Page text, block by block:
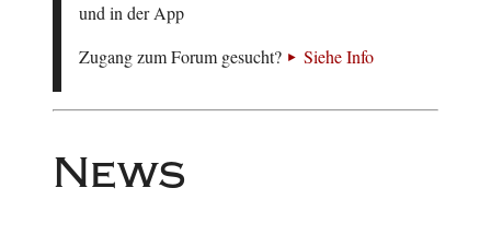
und in der App
Zugang zum Forum gesucht?
Siehe Info
News